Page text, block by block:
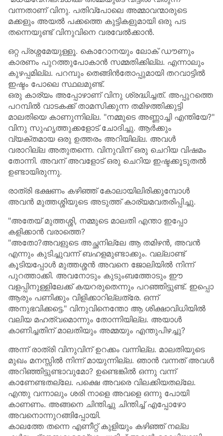
വന്നതാണ് വിനു. പതിവ്പോലെ അമ്മാവന്മാരുടെ
മക്കളും അയൽ പക്കത്തെ കുട്ടികളുമായി ഒരു പട
തന്നെയുണ്ട് വിനുവിനെ വരവേൽക്കാൻ.
ഒറ്റ പ്രശ്നമേയുള്ളൂ. കൊറോനയും ലോക് ഡൗണും
കാരണം പുറത്തുപോകാൻ സമ്മതിക്കില്ല. എന്നാലും
കുഴപ്പമില്ല. പറമ്പും തെങ്ങിൻതോപ്പുമായി തറവാട്ടിൽ
ഇഷ്ടം പോലെ സ്ഥലമുണ്ട്.
ഒരു കാര്യം അപ്പോഴാണ് വിനു ശ്രദ്ധിച്ചത്. അപ്പുറത്തെ
പറമ്പിൽ വാടകക്ക് താമസിക്കുന്ന തമിഴത്തിക്കുട്ടി
മാലതിയെ കാണുന്നില്ല. "നമ്മുടെ അണ്ണാച്ചി എന്തിയേ?"
വിനു സുഹൃത്തുക്കളോട് ചോദിച്ചു. ആർക്കും
വ്യക്തമായ ഒരു ഉത്തരം അറിയില്ല. അവൾ
വരാറില്ല അതുതന്നെ. വിനുവിന് ഒരു ചെറിയ വിഷമം
തോന്നി. അവന് അവളോട് ഒരു ചെറിയ ഇഷ്ടക്കൂടുതൽ
ഉണ്ടായിരുന്നു.
രാത്രി ഭക്ഷണം കഴിഞ്ഞ് കോലായിലിരിക്കുമ്പോൾ
അവൻ മുത്തശ്ശിയുടെ അടുത്ത് കാര്യമവതരിപ്പിച്ചു.
"അതേയ് മുത്തശ്ശി, നമ്മുടെ മാലതി എന്താ ഇപ്പോ
കളിക്കാൻ വരാത്തെ?
"അതോ?അവളുടെ അച്ഛനില്ലേ ആ തമിഴൻ, അവൻ
എന്നും കുടിച്ചുവന്ന് ബഹളമുണ്ടാക്കും. വല്ലാണ്ട്
കൂടിയപ്പോൾ മുത്തശ്ശൻ അവനെ ജോലിയിൽ നിന്ന്
പുറത്താക്കി. അവനോടും കുടുംബത്തോടും ഈ
വളപ്പിനുള്ളിലേക്ക് കയറരുതെന്നും പറഞ്ഞിട്ടുണ്ട്. ഇപ്പൊ
ആരും പണിക്കും വിളിക്കാറില്ലത്രേ. ഒന്ന്
അനുഭവിക്കട്ടെ." വിനുവിനെന്തോ ആ ശിക്ഷാവിധിയിൽ
വലിയ മഹത്വമൊന്നും തോന്നിയില്ല. അയാൾ
കാണിച്ചതിന് മാലതിയും അമ്മയും എന്തുപിഴച്ചു?
അന്ന് രാത്രി വിനുവിന് ഉറക്കം വന്നില്ല. മാലതിയുടെ
മുഖം മനസ്സിൽ നിന്ന് മായുന്നില്ല. ഞാൻ വന്നത് അവൾ
അറിഞ്ഞിട്ടുണ്ടാവുമോ? ഉണ്ടെങ്കിൽ ഒന്നു വന്ന്
കാണേണ്ടതല്ലേ. പക്ഷെ അവരെ വിലക്കിയതല്ലേ.
എന്തു വന്നാലും ശരി നാളെ അവളെ ഒന്നു പോയി
കാണണം. അങ്ങനെ ചിന്തിച്ചു ചിന്തിച്ച് എപ്പോഴോ
അവനൊന്നുറങ്ങിപ്പോയി.
കാലത്തേ തന്നെ എണീറ്റ് കുളിയും കഴിഞ്ഞ് നല്ല